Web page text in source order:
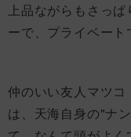
上品ながらもさっ
ーで、プライベート
仲のいい友人マツコ
は、天海自身の"ナ